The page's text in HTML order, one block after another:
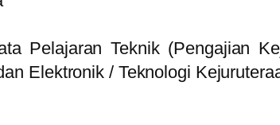
Pelajaran Teknik (Pengajian
Elektronik / Teknologi